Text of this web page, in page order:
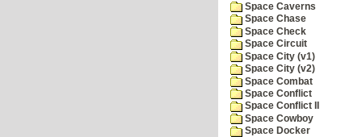
Space Caverns
Space Chase
Space Check
Space Circuit
Space City (v1)
Space City (v2)
Space Combat
Space Conflict
Space Conflict II
Space Cowboy
Space Docker